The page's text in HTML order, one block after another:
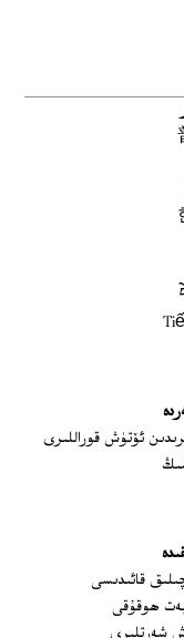
ئۆتۈش قوراللىرى
قائىدىسى
ھوقۇقى